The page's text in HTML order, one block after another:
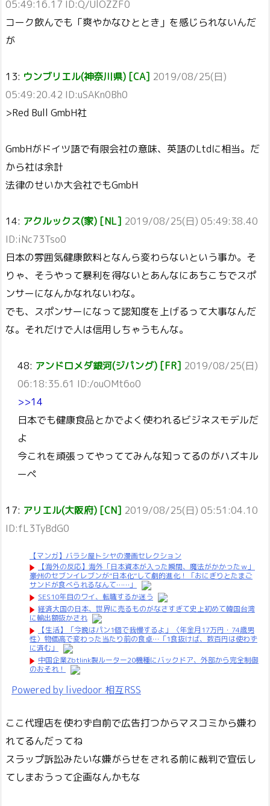
05:49:16.17 ID:Q/UlOZZF0
コーク飲んでも「爽やかなひととき」を感じられないんだ
が
13: ウンブリエル(神奈川県) [CA] 2019/08/25(日)
05:49:20.42 ID:uSAKn0Bh0
>Red Bull GmbH社
GmbHがドイツ語で有限会社の意味、英語のLtdに相当。だ
から社は余計
法律のせいか大会社でもGmbH
14: アクルックス(家) [NL] 2019/08/25(日) 05:49:38.40
ID:iNc73Tso0
日本の雰囲気健康飲料となんら変わらないという事か。そ
りゃ、そうやって暴利を得ないとあんなにあちこちでスポ
ンサーになんかなれないわな。
でも、スポンサーになって認知度を上げるって大事なんだ
な。それだけで人は信用しちゃうもんな。
48: アンドロメダ銀河(ジパング) [FR] 2019/08/25(日)
06:18:35.61 ID:/ouOMt6o0
>>14
日本でも健康食品とかでよく使われるビジネスモデルだ
よ
今これを頑張ってやっててみんな知ってるのがハズキル
ーペ
17: アリエル(大阪府) [CN] 2019/08/25(日) 05:51:04.10
ID:fL3TyBdG0
【マンガ】バラシ屋トシヤの漫画セレクション
【海外の反応】海外「日本資本が入った瞬間、魔法がかかったｗ」
豪州のセブンイレブンが”日本化”して劇的進化！「おにぎりとたまご
サンドが食べられるなんて……」
SES10年目のワイ、転職するか迷う
経済大国の日本、世界に売るものがなさすぎて史上初めて韓国台湾
に輸出額抜かされ
【生活】「今晩はパン1個で我慢するよ」〈年金月17万円・74歳男
性〉物価高で変わった当たり前の食卓…「1食抜けば、数百円は使わず
に済む」
中国企業Zbtlink製ルーター20機種にバックドア、外部から完全制御
のおそれ！
Powered by livedoor 相互RSS
ここ代理店を使わず自前で広告打つからマスコミから嫌わ
れてるんだってね
スラップ訴訟みたいな嫌がらせをされる前に裁判で宣伝し
てしまおうって企画なんかもな